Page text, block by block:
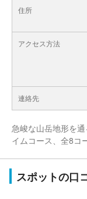
住所
アクセス方法
連絡先
急峻な山岳地形を
イムコース、全8コ
スポットの口